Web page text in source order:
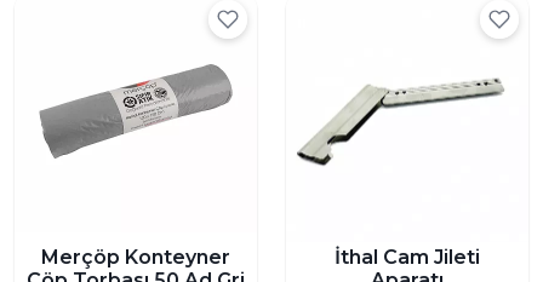
Merçöp Konteyner
İthal Cam Jileti